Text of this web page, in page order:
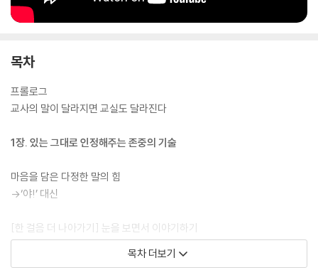
목차
프롤로그
교사의 말이 달라지면 교실도 달라진다
1장. 있는 그대로 인정해주는 존중의 기술
마음을 담은 다정한 말의 힘
→‘야!’ 대신
[한 걸음 더 나아가기] 눈을 보면서 이야기하기
각자의 때, 각자의 속도로 피어나는 아이들
목차 더보기